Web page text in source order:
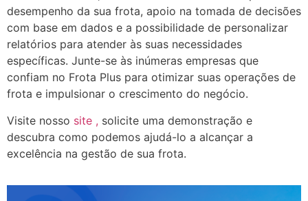
desempenho da sua frota, apoio na tomada de decisões
com base em dados e a possibilidade de personalizar
relatórios para atender às suas necessidades
específicas. Junte-se às inúmeras empresas que
confiam no Frota Plus para otimizar suas operações de
frota e impulsionar o crescimento do negócio.
Visite nosso site , solicite uma demonstração e
descubra como podemos ajudá-lo a alcançar a
excelência na gestão de sua frota.